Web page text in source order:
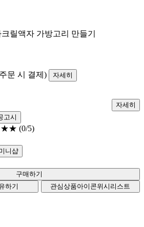
릴액자 가방고리 만들기
문 시 결제)
자세히
자세히
고시
(0/5)
니샵
하기 관심상품아이콘위시리스트